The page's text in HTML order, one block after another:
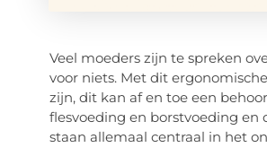
Veel moeders zijn te spreken
voor niets. Met dit
zijn, dit kan af en toe een
flesvoeding en borstvoeding en
staan allemaal centraal in het